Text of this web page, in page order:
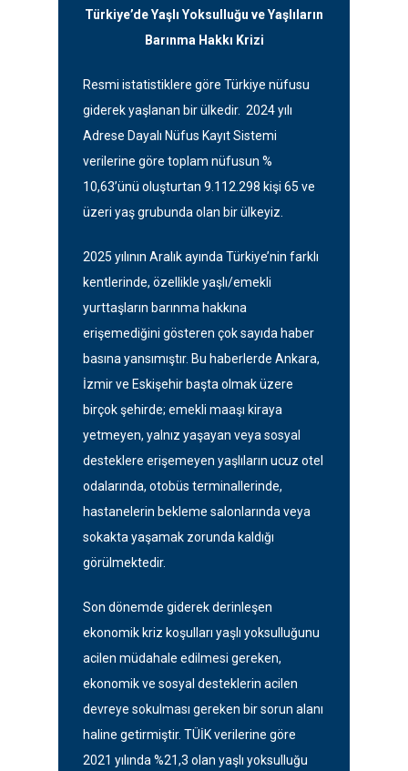
Türkiye’de Yaşlı Yoksulluğu ve Yaşlıların
Barınma Hakkı Krizi
Resmi istatistiklere göre Türkiye nüfusu
giderek yaşlanan bir ülkedir. 2024 yılı
Adrese Dayalı Nüfus Kayıt Sistemi
verilerine göre toplam nüfusun %
10,63’ünü oluşturtan 9.112.298 kişi 65 ve
üzeri yaş grubunda olan bir ülkeyiz.
2025 yılının Aralık ayında Türkiye’nin farklı
kentlerinde, özellikle yaşlı/emekli
yurttaşların barınma hakkına
erişemediğini gösteren çok sayıda haber
basına yansımıştır. Bu haberlerde Ankara,
İzmir ve Eskişehir başta olmak üzere
birçok şehirde; emekli maaşı kiraya
yetmeyen, yalnız yaşayan veya sosyal
desteklere erişemeyen yaşlıların ucuz otel
odalarında, otobüs terminallerinde,
hastanelerin bekleme salonlarında veya
sokakta yaşamak zorunda kaldığı
görülmektedir.
Son dönemde giderek derinleşen
ekonomik kriz koşulları yaşlı yoksulluğunu
acilen müdahale edilmesi gereken,
ekonomik ve sosyal desteklerin acilen
devreye sokulması gereken bir sorun alanı
haline getirmiştir. TÜİK verilerine göre
2021 yılında %21,3 olan yaşlı yoksulluğu